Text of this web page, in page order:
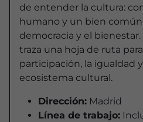
de entender la cultura:
humano y un bien común
democracia y el
traza una hoja de ruta
participación, la igualdad
ecosistema cultural.
Dirección: Madrid
Línea de trabajo: